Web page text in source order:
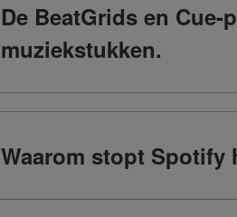
De BeatGrids en
muziekstukken.
Waarom stopt Spotify